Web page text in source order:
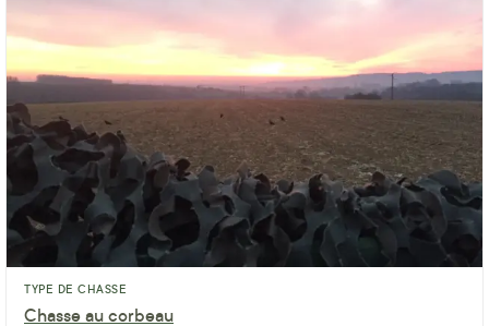
TYPE DE CHASSE
Chasse au corbeau